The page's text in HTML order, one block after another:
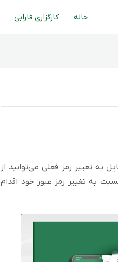
خانه کارگزاری فارابی
به تغییر رمز فعلی می‌توانید از
به تغییر رمز عبور خود اقدام